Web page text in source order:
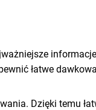
łatwe
Dzięki temu